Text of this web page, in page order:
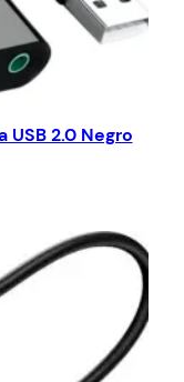
2.0 Negro